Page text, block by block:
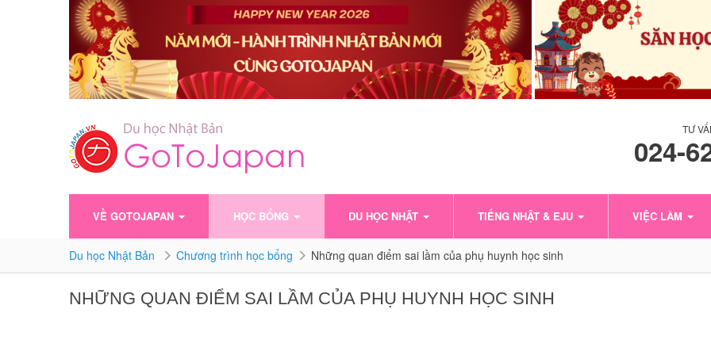
TƯ
024-
VỀ GOTOJAPAN HỌC BỔNG DU HỌC NHẬT TIẾNG NHẬT & EJU VIỆC LÀM
Du học Nhật Bản Chương trình học bổng Những quan điểm sai lầm của phụ huynh học sinh
NHỮNG QUAN ĐIỂM SAI LẦM CỦA PHỤ HUYNH HỌC SINH